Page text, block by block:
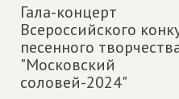
Гала-концерт
Всероссийского
песенного
"Московский
соловей-2024"